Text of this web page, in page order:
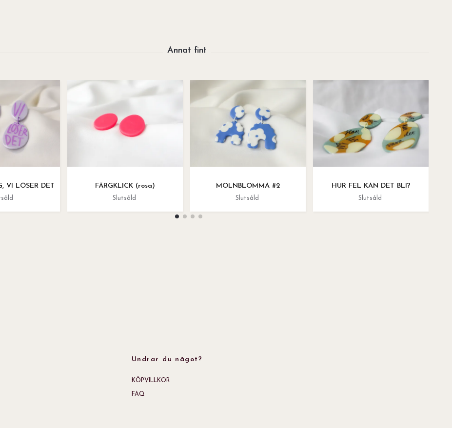
VI LÖSER DET FÄRGKLICK (rosa)
Slutsåld
MOLNBLOMMA #2
Slutsåld
HUR FEL KAN DET BLI?
Slutsåld
Undrar du något?
KÖPVILLKOR
FAQ